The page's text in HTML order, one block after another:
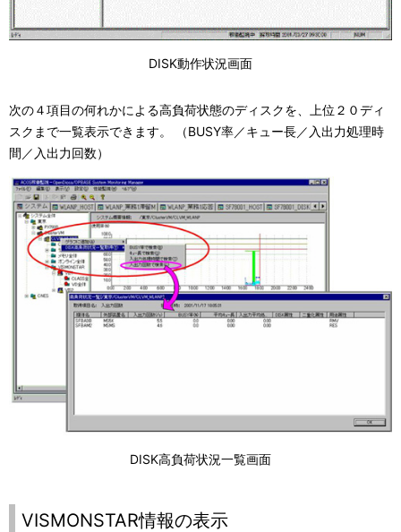
DISK動作状況画面
次の４項目の何れかによる高負荷状態のディスクを、上位２０ディ
スクまで一覧表示できます。 （BUSY率／キュー長／入出力処理時
間／入出力回数）
DISK高負荷状況一覧画面
VISMONSTAR情報の表示